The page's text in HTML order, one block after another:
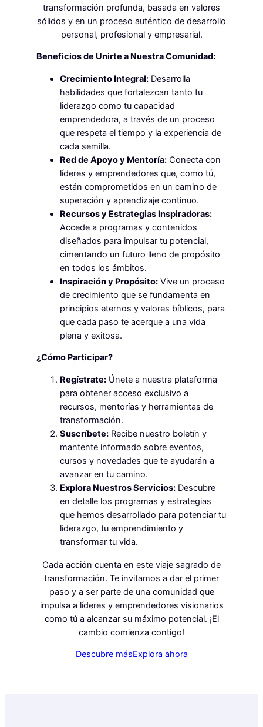
transformación profunda, basada en valores
sólidos y en un proceso auténtico de desarrollo
personal, profesional y empresarial.
Beneficios de Unirte a Nuestra Comunidad:
Crecimiento Integral:Desarrolla
habilidades que fortalezcan tanto tu
liderazgo como tu capacidad
emprendedora, a través de un proceso
que respeta el tiempo y la experiencia de
cada semilla.
Red de Apoyo y Mentoría:Conecta con
líderes y emprendedores que, como tú,
están comprometidos en un camino de
superación y aprendizaje continuo.
Recursos y Estrategias Inspiradoras:
Accede a programas y contenidos
diseñados para impulsar tu potencial,
cimentando un futuro lleno de propósito
en todos los ámbitos.
Inspiración y Propósito:Vive un proceso
de crecimiento que se fundamenta en
principios eternos y valores bíblicos, para
que cada paso te acerque a una vida
plena y exitosa.
¿Cómo Participar?
Regístrate:Únete a nuestra plataforma
para obtener acceso exclusivo a
recursos, mentorías y herramientas de
transformación.
Suscríbete:Recibe nuestro boletín y
mantente informado sobre eventos,
cursos y novedades que te ayudarán a
avanzar en tu camino.
Explora Nuestros Servicios:Descubre
en detalle los programas y estrategias
que hemos desarrollado para potenciar tu
liderazgo, tu emprendimiento y
transformar tu vida.
Cada acción cuenta en este viaje sagrado de
transformación. Te invitamos a dar el primer
paso y a ser parte de una comunidad que
impulsa a líderes y emprendedores visionarios
como tú a alcanzar su máximo potencial. ¡El
cambio comienza contigo!
Descubre másExplora ahora